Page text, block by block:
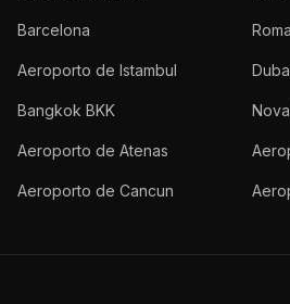
Barcelona
Aeroporto de Istambul
Bangkok BKK
Aeroporto de Atenas
Aeroporto de Cancun